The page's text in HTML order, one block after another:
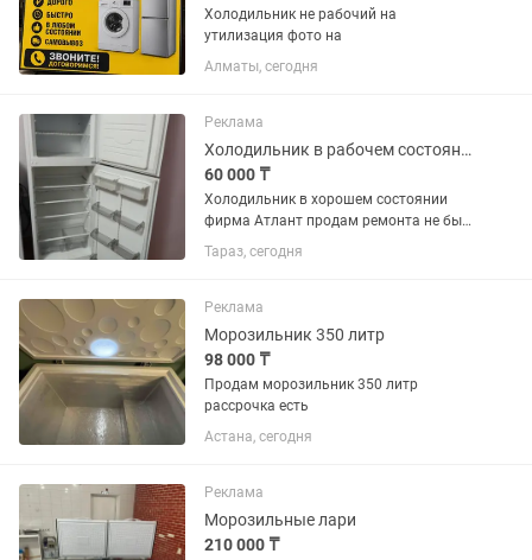
Холодильник не рабочий на
утилизация фото на
Алматы, сегодня
Реклама
Холодильник в рабочем состоянии
60 000 ₸
Холодильник в хорошем состоянии
фирма Атлант продам ремонта не был
всё работает торг на месте
Тараз, сегодня
Реклама
Морозильник 350 литр
98 000 ₸
Продам морозильник 350 литр
рассрочка есть
Астана, сегодня
Реклама
Морозильные лари
210 000 ₸